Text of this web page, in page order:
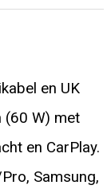
en UK
(60 W) met
en CarPlay.
Samsung,